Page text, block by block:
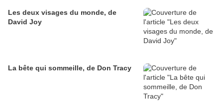
Les deux visages du monde, de
David Joy
La bête qui sommeille, de Don Tracy